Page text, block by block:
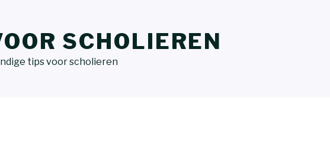
SCHOLIEREN
tips voor scholieren